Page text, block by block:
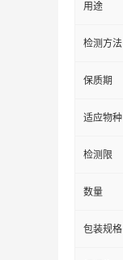
用途
检测方法
保质期
适应物种
检测限
数量
包装规格